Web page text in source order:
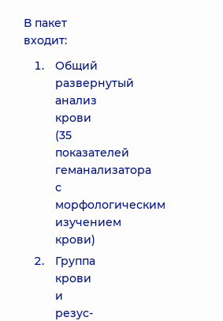
В пакет
входит:
Общий
развернутый
анализ
крови
(35
показателей
геманализатора
с
морфологическим
изучением
крови)
Группа
крови
и
резус-